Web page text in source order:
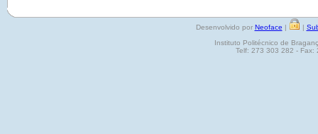
Desenvolvido por Neoface | |
Instituto Politécnico de
Telf: 273 303 282 - Fax: